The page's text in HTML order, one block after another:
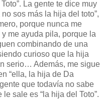
La gente te dice muy
sos más la hija del toto”,
porque nunca me
me ayuda pila, porque la
combinando de una
curioso que la hija
serio… Además, me sigue
“ella, la hija de Da
que todavía no sabe
sale es “la hija del Toto”.